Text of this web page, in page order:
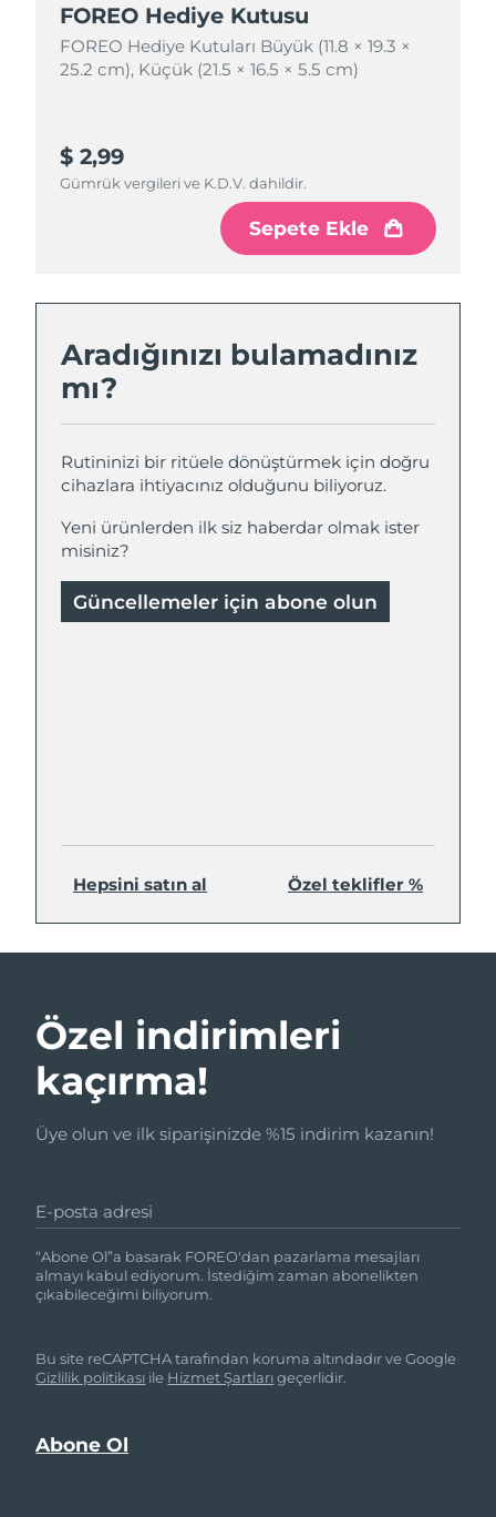
FOREO Hediye Kutusu
FOREO Hediye Kutuları Büyük (11.8 × 19.3 ×
25.2 cm), Küçük (21.5 × 16.5 × 5.5 cm)
$ 2,99
Gümrük vergileri ve K.D.V. dahildir.
Sepete Ekle
FOREO Hediye Kutusu
FOREO Hediye Kutuları Büyük (11.8 × 19.3 ×
25.2 cm), Küçük (21.5 × 16.5 × 5.5 cm)
$ 4,99
Gümrük vergileri ve K.D.V. dahildir.
Sepete Ekle
Aradığınızı bulamadınız
mı?
Rutininizi bir ritüele dönüştürmek için doğru
cihazlara ihtiyacınız olduğunu biliyoruz.
Yeni ürünlerden ilk siz haberdar olmak ister
misiniz?
Güncellemeler için abone olun
Hepsini satın al Özel teklifler %
Özel indirimleri
kaçırma!
Üye olun ve ilk siparişinizde %15 indirim kazanın!
E-posta adresi
“Abone Ol”a basarak FOREO'dan pazarlama mesajları
almayı kabul ediyorum. İstediğim zaman abonelikten
çıkabileceğimi biliyorum.
Bu site reCAPTCHA tarafından koruma altındadır ve Google
Gizlilik politikası ile Hizmet Şartlarıgeçerlidir.